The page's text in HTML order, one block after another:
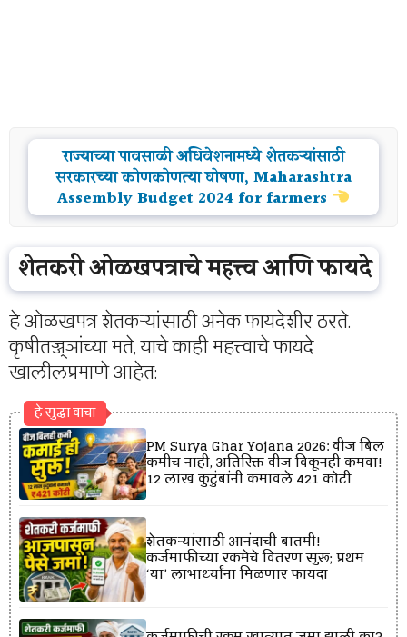
राज्याच्या पावसाळी अधिवेशनामध्ये शेतकऱ्यांसाठी
सरकारच्या कोणकोणत्या घोषणा, Maharashtra
Assembly Budget 2024 for farmers
शेतकरी ओळखपत्राचे महत्त्व आणि फायदे
हे ओळखपत्र शेतकऱ्यांसाठी अनेक फायदेशीर ठरते.
कृषीतज्ज्ञांच्या मते, याचे काही महत्त्वाचे फायदे
खालीलप्रमाणे आहेत:
हे सुद्धा वाचा
PM Surya Ghar Yojana 2026: वीज बिल
कमीच नाही, अतिरिक्त वीज विकूनही कमवा!
12 लाख कुटुंबांनी कमावले ₹421 कोटी
शेतकऱ्यांसाठी आनंदाची बातमी!
कर्जमाफीच्या रकमेचे वितरण सुरू; प्रथम
‘या’ लाभार्थ्यांना मिळणार फायदा